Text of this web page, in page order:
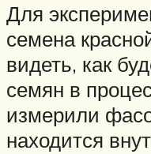
Для
семена
видеть, как
семян в
измерили
находится